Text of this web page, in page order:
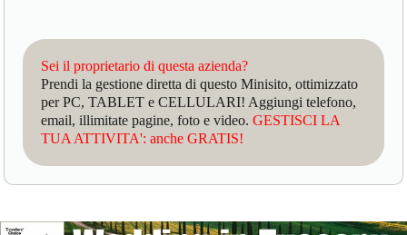
Sei il proprietario di questa azienda?
Prendi la gestione diretta di questo Minisito, ottimizzato
per PC, TABLET e CELLULARI! Aggiungi telefono,
email, illimitate pagine, foto e video.GESTISCI LA
TUA ATTIVITA': anche GRATIS!